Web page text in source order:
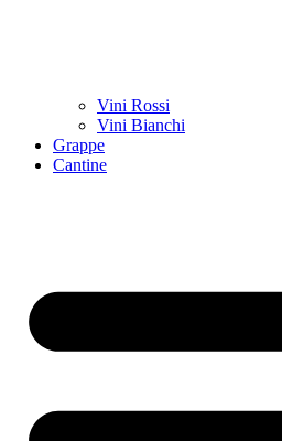
Vini Rossi
Vini Bianchi
Grappe
Cantine